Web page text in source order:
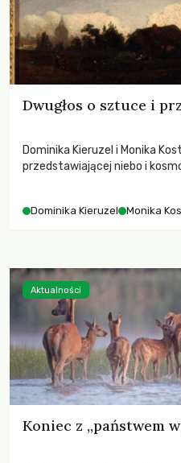
Dwugłos o sztuce i
Dominika Kieruzel i Monika
przedstawiającej niebo i
Dominika Kieruzel Monika
Koniec z „państwem
Aktualności